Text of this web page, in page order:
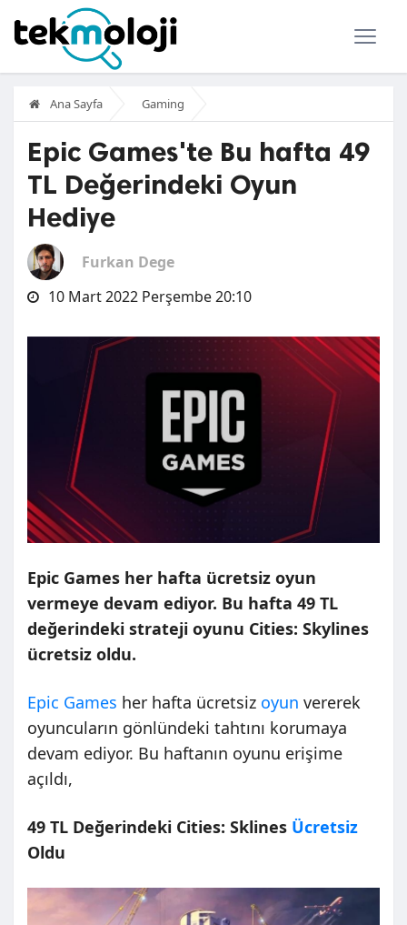
Ana Sayfa Gaming
Epic Games'te Bu hafta 49
TL Değerindeki Oyun
Hediye
Furkan Dege
10 Mart 2022 Perşembe 20:10
Epic Games her hafta ücretsiz oyun
vermeye devam ediyor. Bu hafta 49 TL
değerindeki strateji oyunu Cities: Skylines
ücretsiz oldu.
Epic Games her hafta ücretsiz oyun vererek
oyuncuların gönlündeki tahtını korumaya
devam ediyor. Bu haftanın oyunu erişime
açıldı,
49 TL Değerindeki Cities: Sklines Ücretsiz
Oldu